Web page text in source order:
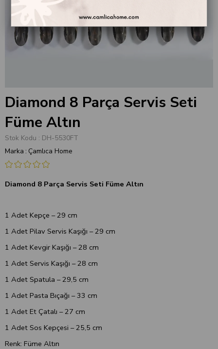
Diamond 8 Parça Servis Seti
Füme Altın
Stok Kodu
DH-5530FT
Marka : Çamlıca Home
Diamond 8 Parça Servis Seti Füme Altın
1 Adet Kepçe – 29 cm
1 Adet Pilav Servis Kaşığı – 29 cm
1 Adet Kevgir Kaşığı – 28 cm
1 Adet Servis Kaşığı – 28 cm
1 Adet Spatula – 29,5 cm
1 Adet Pasta Bıçağı – 33 cm
1 Adet Et Çatalı – 27 cm
1 Adet Sos Kepçesi – 25,5 cm
Renk: Füme Altın